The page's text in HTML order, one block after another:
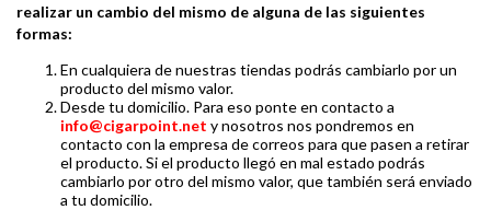
realizar un cambio del mismo de alguna de las siguientes
formas:
En cualquiera de nuestras tiendas podrás cambiarlo por un
producto del mismo valor.
Desde tu domicilio. Para eso ponte en contacto a
info@cigarpoint.net y nosotros nos pondremos en
contacto con la empresa de correos para que pasen a retirar
el producto. Si el producto llegó en mal estado podrás
cambiarlo por otro del mismo valor, que también será enviado
a tu domicilio.